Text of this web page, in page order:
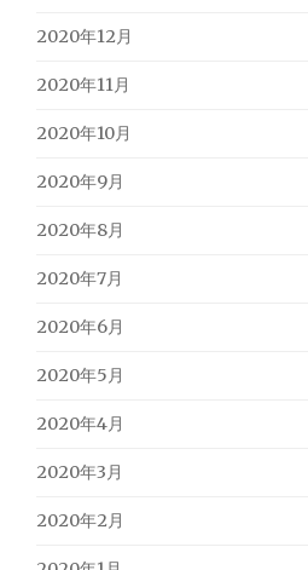
2020年12月
2020年11月
2020年10月
2020年9月
2020年8月
2020年7月
2020年6月
2020年5月
2020年4月
2020年3月
2020年2月